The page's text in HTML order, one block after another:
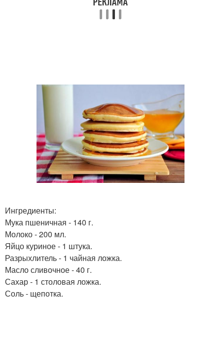
Ингредиенты:
Мука пшеничная - 140 г.
Молоко - 200 мл.
Яйцо куриное - 1 штука.
Разрыхлитель - 1 чайная ложка.
Масло сливочное - 40 г.
Сахар - 1 столовая ложка.
Соль - щепотка.